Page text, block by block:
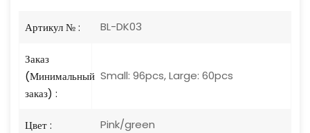
Артикул № : BL-DK03
Заказ
(Минимальный
заказ) :
Small: 96pcs, Large: 60pcs
Цвет : Pink/green